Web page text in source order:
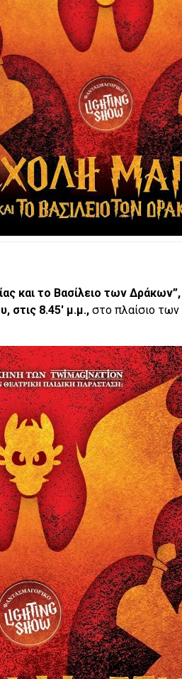
και το Βασίλειο των
στις 8.45′ μ.μ., στο πλαίσιο των